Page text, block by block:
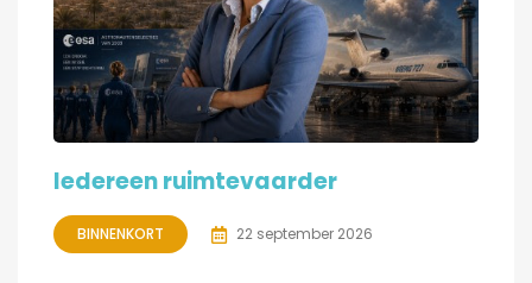
Iedereen ruimtevaarder
BINNENKORT 22 september 2026